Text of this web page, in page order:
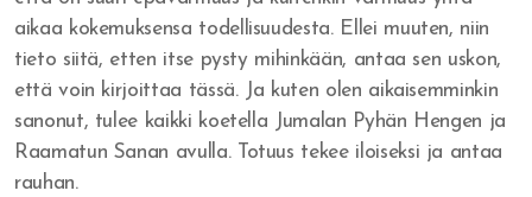
aikaa kokemuksensa todellisuudesta. Ellei muuten, niin
tieto siitä, etten itse pysty mihinkään, antaa sen uskon,
että voin kirjoittaa tässä. Ja kuten olen aikaisemminkin
sanonut, tulee kaikki koetella Jumalan Pyhän Hengen ja
Raamatun Sanan avulla. Totuus tekee iloiseksi ja antaa
rauhan.
Jumala vapauttaa synnistä
Armoa armon päälle
Herätys tulee - vaino alkaa
Veljesten sovinto